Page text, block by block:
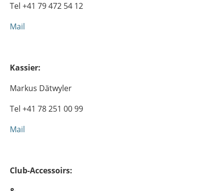
Tel +41 79 472 54 12
Mail
Kassier:
Markus Dätwyler
Tel +41 78 251 00 99
Mail
Club-Accessoirs: